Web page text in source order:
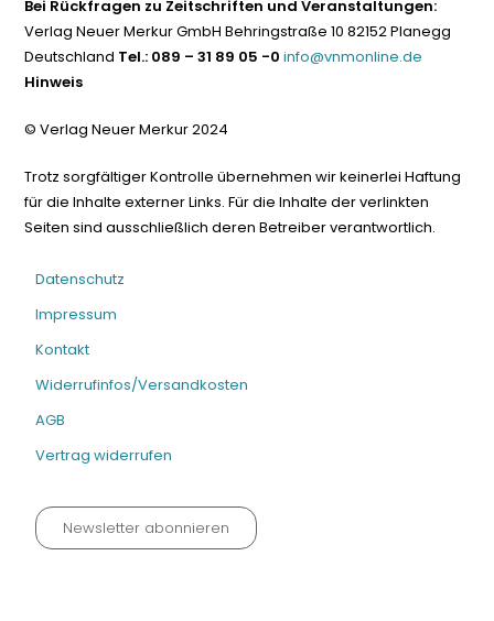
Bei Rückfragen zu Zeitschriften und Veranstaltungen:
Verlag Neuer Merkur GmbH Behringstraße 10 82152 Planegg
Deutschland Tel.: 089 – 31 89 05 -0 info@vnmonline.de
Hinweis
© Verlag Neuer Merkur 2024
Trotz sorgfältiger Kontrolle übernehmen wir keinerlei Haftung
für die Inhalte externer Links. Für die Inhalte der verlinkten
Seiten sind ausschließlich deren Betreiber verantwortlich.
Datenschutz
Impressum
Kontakt
Widerrufinfos/Versandkosten
AGB
Vertrag widerrufen
Newsletter abonnieren